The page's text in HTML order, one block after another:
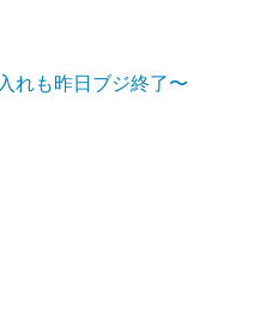
れも昨日ブジ終了〜